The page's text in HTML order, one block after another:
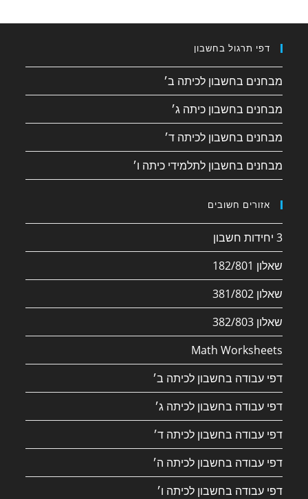
דפי תרגול בחשבון
מבחנים בחשבון לכיתה ב׳
מבחנים בחשבון כיתה ג׳
מבחנים בחשבון לכיתה ד׳
מבחנים בחשבון לתלמידי כיתה ו׳
אזורים חשובים
3 יחידות חשבון
שאלון 182/801
שאלון 381/802
שאלון 382/803
Math Worksheets
דפי עבודה בחשבון לכיתה ב׳
דפי עבודה בחשבון לכיתה ג׳
דפי עבודה בחשבון לכיתה ד׳
דפי עבודה בחשבון לכיתה ה׳
דפי עבודה בחשבון לכיתה ו׳